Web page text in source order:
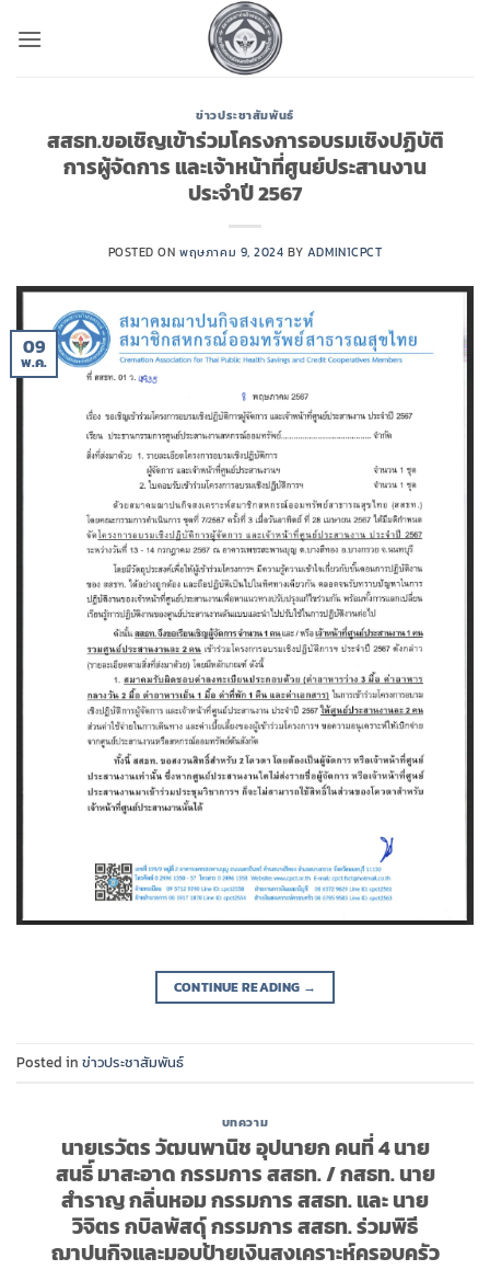
ข่าวประชาสัมพันธ์
สสธท.ขอเชิญเข้าร่วมโครงการอบรมเชิงปฏิบัติ
การผู้จัดการ และเจ้าหน้าที่ศูนย์ประสานงาน
ประจำปี 2567
POSTED ONพฤษภาคม 9, 2024 BY ADMIN1CPCT
09
พ.ค.
CONTINUE READING →
Posted in ข่าวประชาสัมพันธ์
บทความ
นายเรวัตร วัฒนพานิช อุปนายก คนที่ 4 นาย
สนธิ์ มาสะอาด กรรมการ สสธท. / กสธท. นาย
สำราญ กลิ่นหอม กรรมการ สสธท. และ นาย
วิจิตร กบิลพัสดุ์ กรรมการ สสธท. ร่วมพิธี
ฌาปนกิจและมอบป้ายเงินสงเคราะห์ครอบครัว